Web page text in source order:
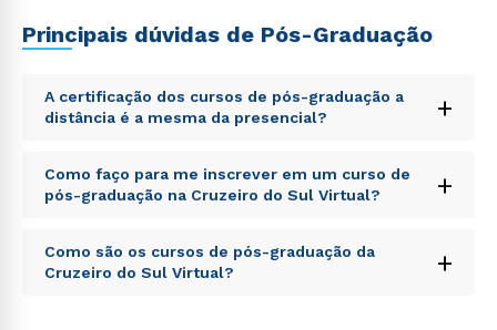
Principais dúvidas de Pós-Graduação
A certificação dos cursos de pós-graduação a
distância é a mesma da presencial?
+
Sed ut perspiciatis unde omnis iste natus error sit
voluptatem accusantium doloremque laudantium,
totam rem aperiam, eaque ipsa quae ab illo inventore
explicabo. Nemo enim ipsam voluptatem quia
voluptas sit aspernatur aut odit aut fugit, sed quia
Como faço para me inscrever em um curso de
pós-graduação na Cruzeiro do Sul Virtual?
+
Sed ut perspiciatis unde omnis iste natus error sit
voluptatem accusantium doloremque laudantium,
Como são os cursos de pós-graduação da
Cruzeiro do Sul Virtual?
+